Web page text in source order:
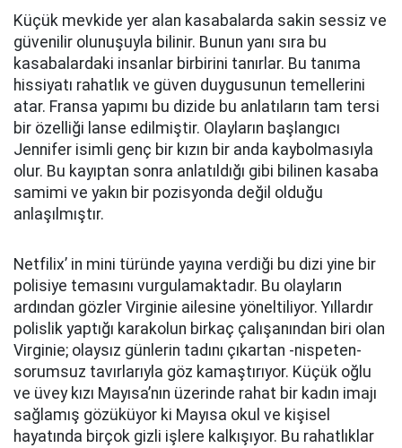
Küçük mevkide yer alan kasabalarda sakin sessiz ve
güvenilir olunuşuyla bilinir. Bunun yanı sıra bu
kasabalardaki insanlar birbirini tanırlar. Bu tanıma
hissiyatı rahatlık ve güven duygusunun temellerini
atar. Fransa yapımı bu dizide bu anlatıların tam tersi
bir özelliği lanse edilmiştir. Olayların başlangıcı
Jennifer isimli genç bir kızın bir anda kaybolmasıyla
olur. Bu kayıptan sonra anlatıldığı gibi bilinen kasaba
samimi ve yakın bir pozisyonda değil olduğu
anlaşılmıştır.
Netfilix’ in mini türünde yayına verdiği bu dizi yine bir
polisiye temasını vurgulamaktadır. Bu olayların
ardından gözler Virginie ailesine yöneltiliyor. Yıllardır
polislik yaptığı karakolun birkaç çalışanından biri olan
Virginie; olaysız günlerin tadını çıkartan -nispeten-
sorumsuz tavırlarıyla göz kamaştırıyor. Küçük oğlu
ve üvey kızı Mayısa’nın üzerinde rahat bir kadın imajı
sağlamış gözüküyor ki Mayısa okul ve kişisel
hayatında birçok gizli işlere kalkışıyor. Bu rahatlıklar